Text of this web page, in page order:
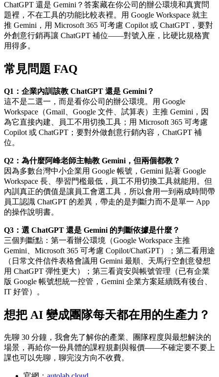
ChatGPT 還是 Gemini？答案藏在你公司的辦公環境和真實問
題裡，不在工具的功能比較表裡。用 Google Workspace 就主
推 Gemini，用 Microsoft 365 可考慮 Copilot 或 ChatGPT，要對
外創意行銷再讓 ChatGPT 補位——對號入座，比硬比規格實
用得多。
常見問題 FAQ
Q1：企業內訓該教 ChatGPT 還是 Gemini？
這不是二選一，而是看你公司的辦公環境。用 Google
Workspace（Gmail、Google 文件、試算表）主推 Gemini，因
為它直接內建、員工不用切換工具；用 Microsoft 365 可考慮
Copilot 或 ChatGPT；要對外做創意行銷內容，ChatGPT 補
位。
Q2：為什麼阿峰老師主軸教 Gemini，但兩個都教？
因為多數台灣中小企業用 Google 帳號，Gemini 貼著 Google
Workspace 長、學習門檻最低，員工不用切換工具就能用。但
內訓真正的價值是讓員工會選工具，所以會用一到兩成時間帶
員工認識 ChatGPT 的差異，帶走的是判斷力而不是單一 App
的操作說明書。
Q3：選 ChatGPT 還是 Gemini 的判斷依據是什麼？
三個判斷點：第一看辦公環境（Google Workspace 主推
Gemini、Microsoft 365 可考慮 Copilot/ChatGPT）；第二看用途
（日常文件信件表格會議用 Gemini 最順、天馬行空創意發想
用 ChatGPT 彈性更大）；第三看資安與帳號管理（已有企業
版 Google 帳號想統一控管，Gemini 企業方案延續既有後台、
IT 好管）。
想把 AI 變成團隊每天都在用的生產力？
先聊 30 分鐘，我會先了解你的產業、團隊程度與最想解決的
場景，再給你一份具體的課程規劃與報價——不確定要不要上
課也可以先聊，聊完沒方向不收費。